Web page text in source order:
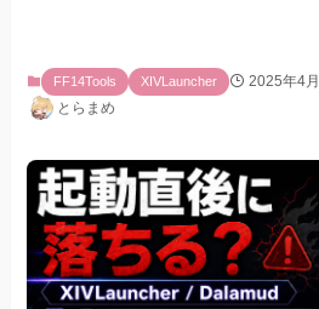
FF14Tools XIVLauncher 2025年4
とらまめ